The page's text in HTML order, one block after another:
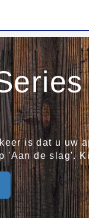
is dat u uw
'Aan de slag'.